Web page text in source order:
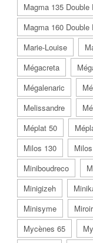
Magma 135 Double
Magma 160 Double
Marie-Louise
Mégacreta
Mégalenaric
Melissandre
Méplat 50
Milos 130
Miniboudreco
Minigizeh
Minisyme
Mycènes 65